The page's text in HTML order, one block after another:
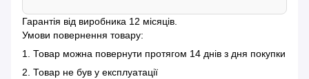
Гарантія від виробника 12 місяців.
Умови повернення товару:
1. Товар можна повернути протягом 14 днів з дня покупки
2. Товар не був у експлуатації